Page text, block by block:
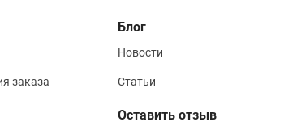
заказа
Блог
Новости
Статьи
Оставить отзыв